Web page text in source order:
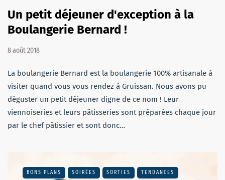
Un petit déjeuner d'exception à la
Boulangerie Bernard !
8 août 2018
La boulangerie Bernard est la boulangerie 100% artisanale à
visiter quand vous vous rendez à Gruissan. Nous avons pu
déguster un petit déjeuner digne de ce nom ! Leur
viennoiseries et leurs pâtisseries sont préparées chaque jour
par le chef pâtissier et sont donc…
BONS PLANS SOIRÉES SORTIES TENDANCES